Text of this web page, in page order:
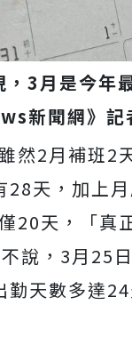
3月是今年
新聞網》記
然2月補班2
天，加上月
20天，「真
說，3月25
勤天數多達